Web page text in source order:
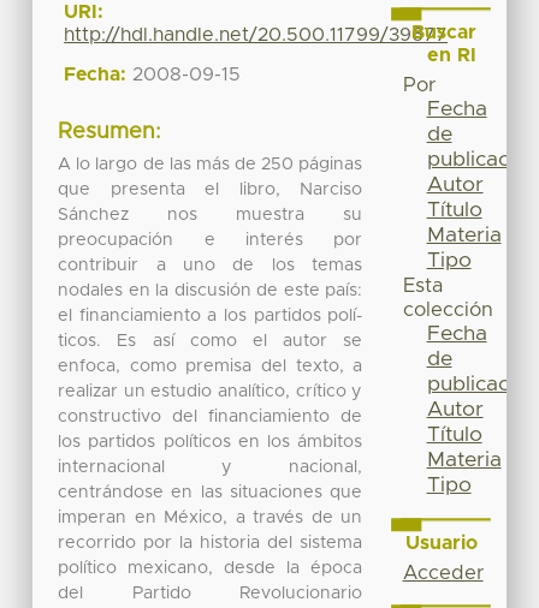
URI:
http://hdl.handle.net/20.500.11799/39677
Fecha: 2008-09-15
Resumen:
A lo largo de las más de 250 páginas
que presenta el libro, Narciso
Sánchez nos muestra su
preocupación e interés por
contribuir a uno de los temas
nodales en la discusión de este país:
el financiamiento a los partidos polí-
ticos. Es así como el autor se
enfoca, como premisa del texto, a
realizar un estudio analítico, crítico y
constructivo del financiamiento de
los partidos políticos en los ámbitos
internacional y nacional,
centrándose en las situaciones que
imperan en México, a través de un
recorrido por la historia del sistema
político mexicano, desde la época
del Partido Revolucionario
Buscar
en RI
Por
Fecha
de
publicación
Autor
Título
Materia
Tipo
Esta
colección
Fecha
de
publicación
Autor
Título
Materia
Tipo
Usuario
Acceder